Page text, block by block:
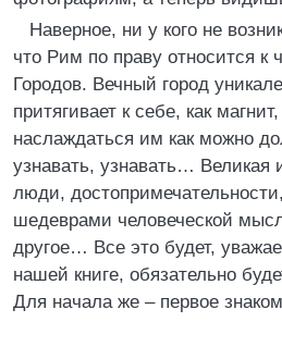
Наверное, ни у кого не
что Рим по праву относится к
Городов. Вечный город
притягивает к себе, как
наслаждаться им как можно
узнавать, узнавать… Великая
люди,
шедеврами человеческой
другое… Все это будет,
нашей книге, обязательно
Для начала же – первое